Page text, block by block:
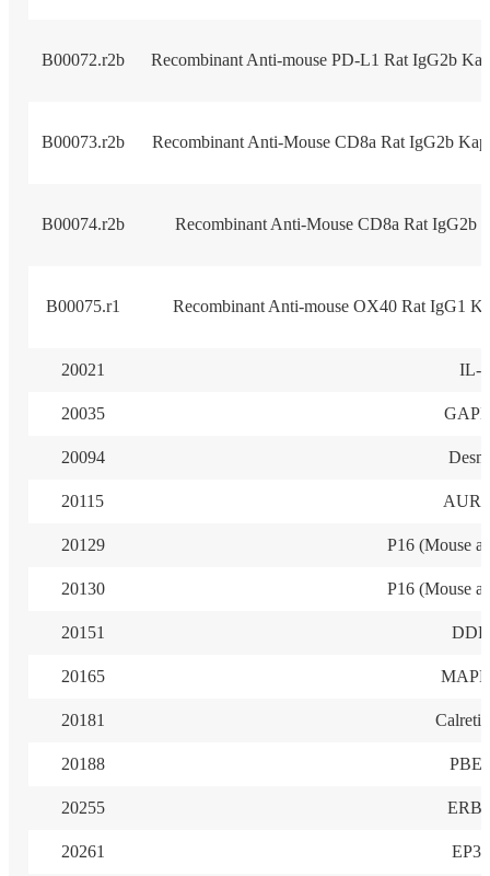
B00072.r2b Recombinant Anti-mouse PD-L1 Rat IgG2b
B00073.r2b Recombinant Anti-Mouse CD8a Rat IgG2b
B00074.r2b Recombinant Anti-Mouse CD8a Rat IgG2b
B00075.r1 Recombinant Anti-mouse OX40 Rat IgG1
20021 IL-6
20035
20094
20115
20129 P16 (Mouse
20130 P16 (Mouse
20151
20165
20181
20188
20255
20261